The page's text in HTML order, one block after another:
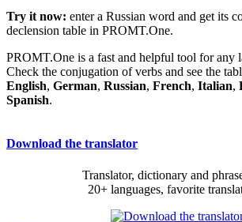
Try it now: enter a Russian word and get its
declension table in PROMT.One.
PROMT.One is a fast and helpful tool for any
Check the conjugation of verbs and see the
English, German, Russian, French, Italian,
Spanish.
Download the translator
Translator, dictionary and
20+ languages, favorite